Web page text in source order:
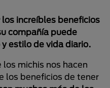
los increíbles beneficios
compañía puede
estilo de vida diario.
los michis nos hacen
los beneficios de tener